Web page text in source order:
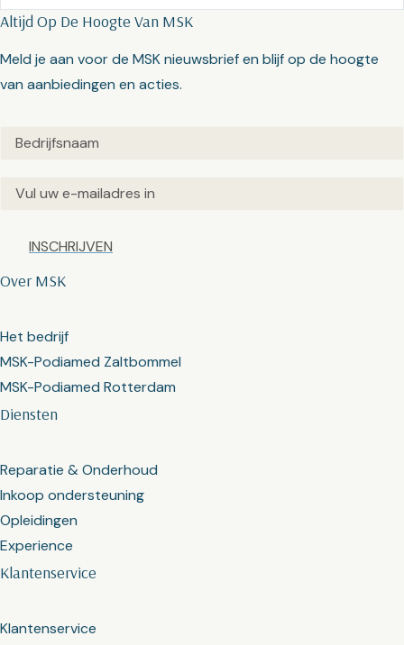
Klantenservice
Klantenservice
Diensten
Reparatie & Onderhoud
Inkoop ondersteuning
Opleidingen
Experience
Over MSK
Het bedrijf
MSK-Podiamed Zaltbommel
MSK-Podiamed Rotterdam
Altijd Op De Hoogte Van MSK
Meld je aan voor de MSK nieuwsbrief en blijf op de hoogte
van aanbiedingen en acties.
Untitled(Vereist)
Email(Vereist)
Captcha